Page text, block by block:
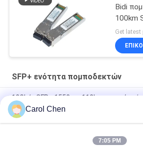
Bidi
100km
Get latest
SFP+ ενότητα πομποδεκτών
10Gb/s SFP+ 1550nm 110km οπτική
πομποδεκτών υποχωρητικό
25Gbps BIDI 40KM 1270/1310nm 40KM
Carol Chen
7:05 PM